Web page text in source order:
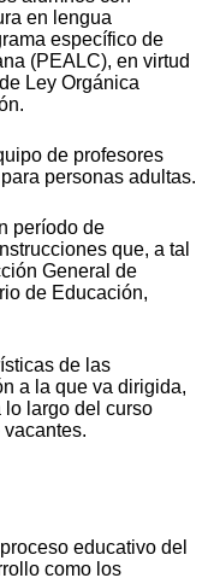
en lengua
específico de
(PEALC), en virtud
Ley Orgánica
de profesores
personas adultas.
período de
que, a tal
General de
de Educación,
de las
a la que va dirigida,
lo largo del curso
educativo del
como los